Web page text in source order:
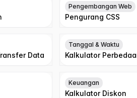
Pengembangan Web
Pengurang CSS
Data
Tanggal & Waktu
Kalkulator
Keuangan
Kalkulator Diskon